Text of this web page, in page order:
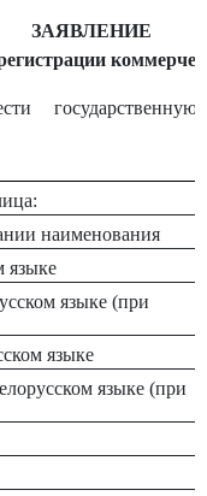
ЗАЯВЛЕНИЕ
государственную
наименования
языке
языке (при
языке
языке (при